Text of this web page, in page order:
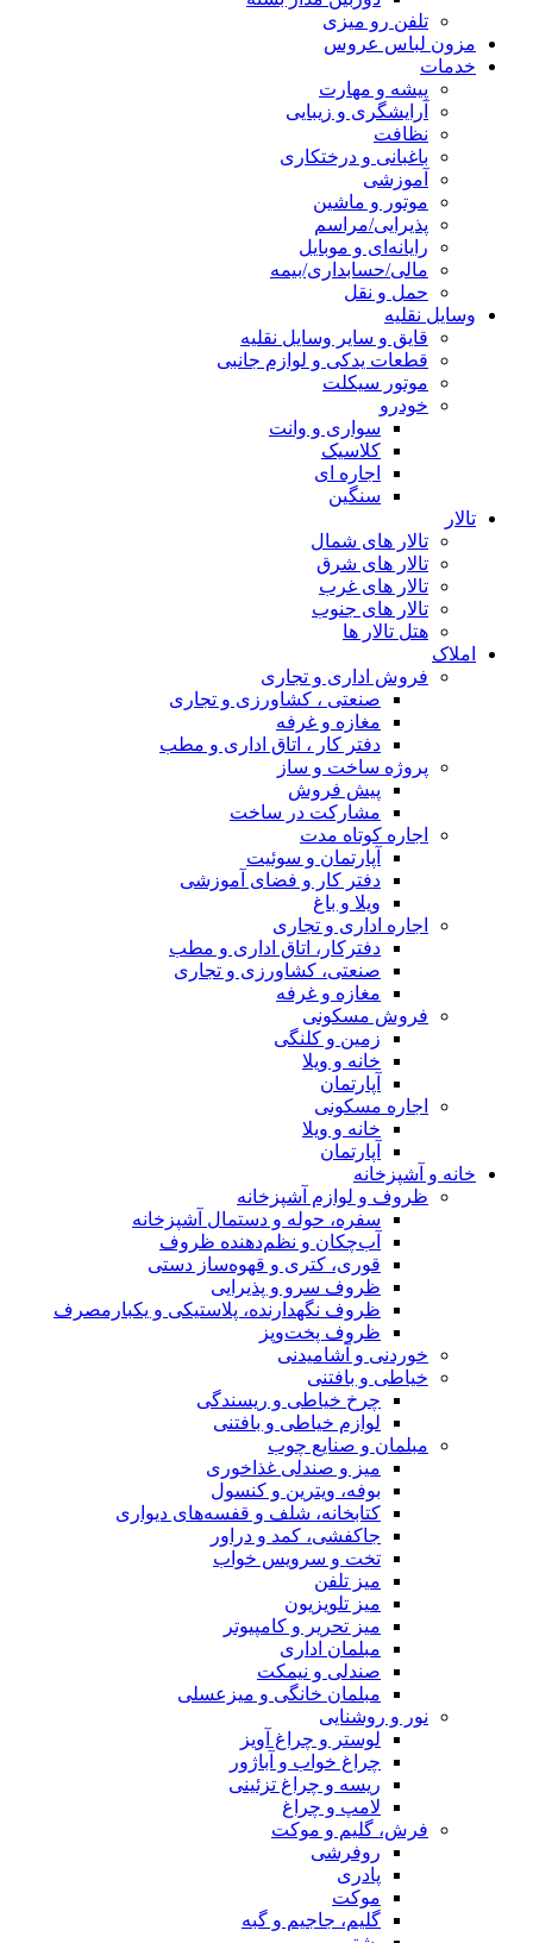
تلفن رو میزی
مزون لباس عروس
خدمات
پیشه و مهارت
آرایشگری و زیبایی
نظافت
باغبانی و درختکاری
آموزشی
موتور و ماشین
پذیرایی/مراسم
رایانه‌ای و موبایل
مالی/حسابداری/بیمه
حمل و نقل
وسایل نقلیه
قایق و سایر وسایل نقلیه
قطعات یدکی و لوازم جانبی
موتور سیکلت
خودرو
سواری و وانت
کلاسیک
اجاره ای
سنگین
تالار
تالار های شمال
تالار های شرق
تالار های غرب
تالار های جنوب
هتل تالار ها
املاک
فروش اداری و تجاری
صنعتی ، کشاورزی و تجاری
مغازه و غرفه
دفتر کار ، اتاق اداری و مطب
پروژه ساخت و ساز
پیش فروش
مشارکت در ساخت
اجاره کوتاه مدت
آپارتمان و سوئیت
دفتر کار و فضای آموزشی
ویلا و باغ
اجاره اداری و تجاری
دفترکار، اتاق اداری و مطب
صنعتی، کشاورزی و تجاری
مغازه و غرفه
فروش مسکونی
زمین و کلنگی
خانه و ویلا
آپارتمان
اجاره مسکونی
خانه و ویلا
آپارتمان
خانه و آشپزخانه
ظروف و لوازم آشپزخانه
سفره، حوله و دستمال آشپزخانه
آب‌چکان و نظم‌دهنده ظروف
قوری، کتری و قهوه‌ساز دستی
ظروف سرو و پذیرایی
ظروف نگهدارنده، پلاستیکی و یکبارمصرف
ظروف پخت‌وپز
خوردنی و آشامیدنی
خیاطی و بافتنی
چرخ خیاطی و ریسندگی
لوازم خیاطی و بافتنی
مبلمان و صنایع چوب
میز و صندلی غذاخوری
بوفه، ویترین و کنسول
کتابخانه، شلف و قفسه‌های دیواری
جاکفشی، کمد و دراور
تخت و سرویس خواب
میز تلفن
میز تلویزیون
میز تحریر و کامپیوتر
مبلمان اداری
صندلی و نیمکت
مبلمان خانگی و میزعسلی
نور و روشنایی
لوستر و چراغ آویز
چراغ خواب و آباژور
ریسه و چراغ تزئینی
لامپ و چراغ
فرش، گلیم و موکت
روفرشی
پادری
موکت
گلیم، جاجیم و گبه